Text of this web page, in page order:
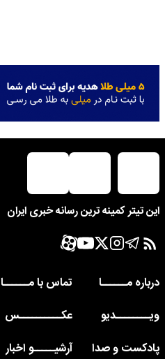
این تیتر کمینه ترین رسانه خبری ایران
درباره مــــــا
تماس با مــــــا
ویــــــــدیو
عکــــــــــس
پادکست و صدا
آرشیـــــو اخبار